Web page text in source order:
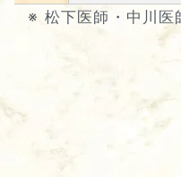
※ 松下医師・中川医